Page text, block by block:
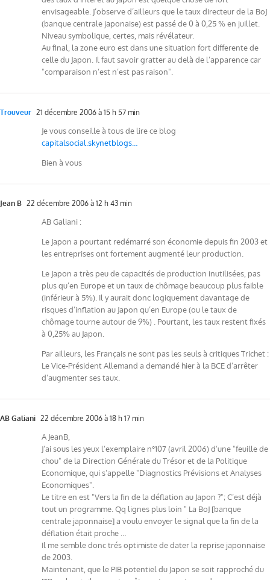
envisageable. J’observe d’ailleurs que le taux directeur de la BoJ
(banque centrale japonaise) est passé de 0 à 0,25 % en juillet.
Niveau symbolique, certes, mais révélateur.
Au final, la zone euro est dans une situation fort differente de
celle du Japon. Il faut savoir gratter au delà de l’apparence car
"comparaison n’est n’est pas raison".
Trouveur 21 décembre 2006 à 15 h 57 min
Je vous conseille à tous de lire ce blog
capitalsocial.skynetblogs…
Bien à vous
Jean B 22 décembre 2006 à 12 h 43 min
AB Galiani :
Le Japon a pourtant redémarré son économie depuis fin 2003 et
les entreprises ont fortement augmenté leur production.
Le Japon a très peu de capacités de production inutilisées, pas
plus qu’en Europe et un taux de chômage beaucoup plus faible
(inférieur à 5%). Il y aurait donc logiquement davantage de
risques d’inflation au Japon qu’en Europe (ou le taux de
chômage tourne autour de 9%) . Pourtant, les taux restent fixés
à 0,25% au Japon.
Par ailleurs, les Français ne sont pas les seuls à critiques Trichet :
Le Vice-Président Allemand a demandé hier à la BCE d’arrêter
d’augmenter ses taux.
AB Galiani 22 décembre 2006 à 18 h 17 min
A JeanB,
J’ai sous les yeux l’exemplaire n°107 (avril 2006) d’une "feuille de
chou" de la Direction Générale du Trésor et de la Politique
Economique, qui s’appelle "Diagnostics Prévisions et Analyses
Economiques".
Le titre en est "Vers la fin de la déflation au Japon ?"; C’est déjà
tout un programme. Qq lignes plus loin " La BoJ [banque
centrale japonnaise] a voulu envoyer le signal que la fin de la
déflation était proche …
Il me semble donc trés optimiste de dater la reprise japonnaise
de 2003.
Maintenant, que le PIB potentiel du Japon se soit rapproché du